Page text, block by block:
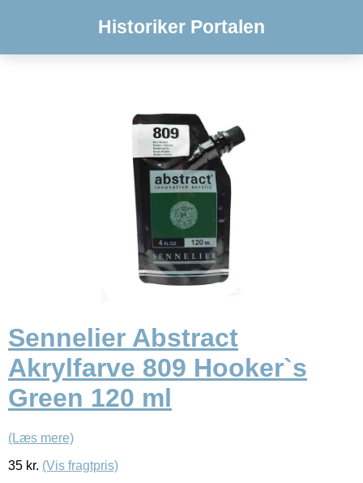
Historiker Portalen
Sennelier Abstract
Akrylfarve 809 Hooker`s
Green 120 ml
(Læs mere)
35 kr. (Vis fragtpris)